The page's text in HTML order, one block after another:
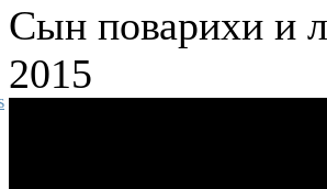
Сын поварихи и
2015